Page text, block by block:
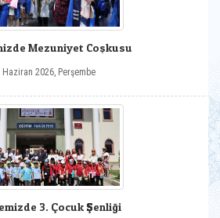
Mezuniyet Coşkusu
Haziran 2026, Perşembe
3. Çocuk Şenliği